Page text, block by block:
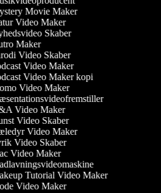
Movie Maker
Video Maker
Skaber
Maker
Video Skaber
Video Maker
Video Maker kopi
Video Maker
Video Maker
Video Skaber
Video Maker
Video Skaber
Video Maker
Tutorial Video Maker
Video Maker